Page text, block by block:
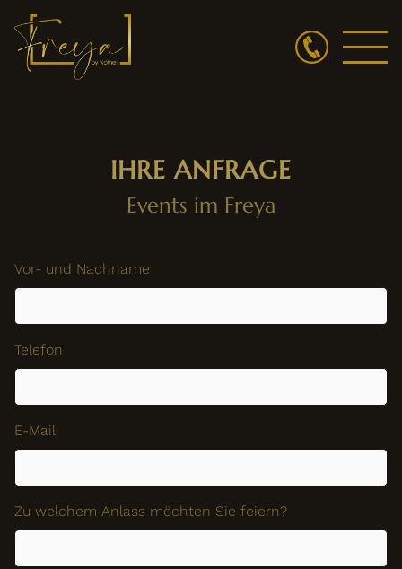
IHRE ANFRAGE
Events im Freya
Vor- und Nachname
Telefon
E-Mail
Zu welchem Anlass möchten Sie feiern?